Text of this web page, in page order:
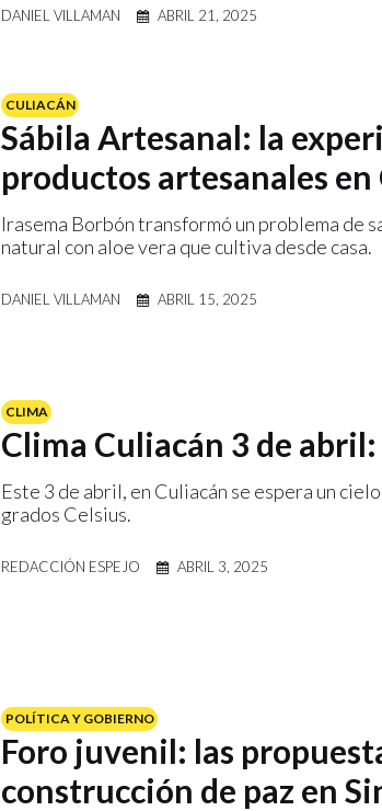
DANIEL VILLAMAN ABRIL 21, 2025
CULIACÁN
Sábila Artesanal: la
productos artesanales en
Irasema Borbón transformó un problema de
natural con aloe vera que cultiva desde casa.
DANIEL VILLAMAN ABRIL 15, 2025
CLIMA
Clima Culiacán 3 de
Este 3 de abril, en Culiacán se espera un
grados Celsius.
REDACCIÓN ESPEJO ABRIL 3, 2025
POLÍTICA Y GOBIERNO
Foro juvenil: las
construcción de paz en